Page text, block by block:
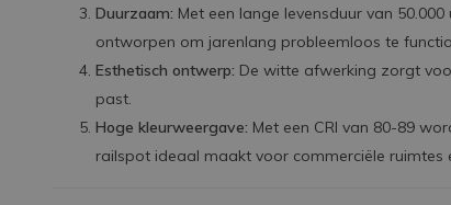
Duurzaam: Met een lange levensduur van
ontworpen om jarenlang probleemloos te
Esthetisch ontwerp: De witte afwerking zorgt
past.
Hoge kleurweergave: Met een CRI van 80-89
railspot ideaal maakt voor commerciële ruimtes